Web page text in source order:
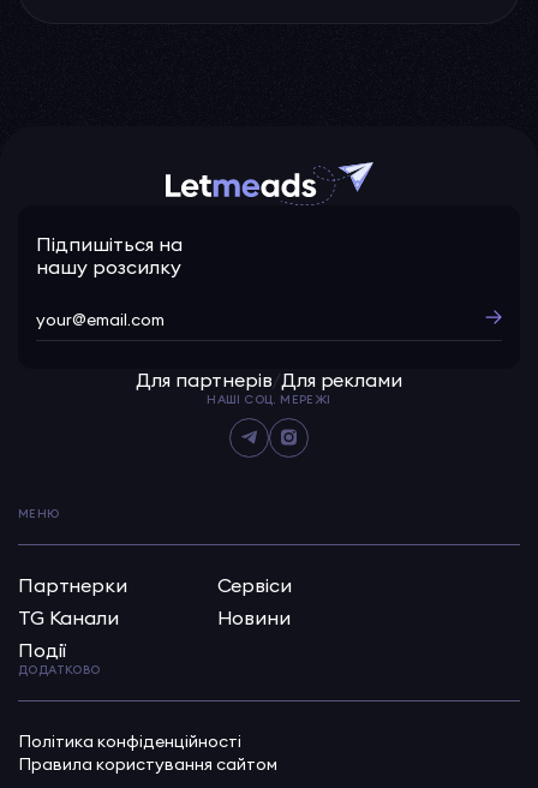
Підпишіться на
нашу розсилку
Для партнерів/Для реклами
НАШІ СОЦ. МЕРЕЖІ
МЕНЮ
Партнерки
Сервіси
TG Канали
Новини
Події
ДОДАТКОВО
Політика конфіденційності
Правила користування сайтом